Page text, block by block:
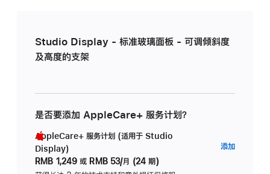
Studio Display - 标准玻璃面板 - 可调倾斜度
及高度的支架
是否要添加 AppleCare+ 服务计划？
AppleCare+ 服务计划 (适用于 Studio
Display)
RMB 1,249 或 RMB 53/月 (24 期)
添加